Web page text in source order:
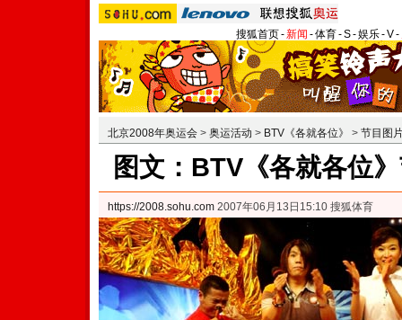
搜狐首页-新闻 -体育-S-娱乐-V-
北京2008年奥运会 > 奥运活动 > BTV《各就各位》 > 节目图
图文：BTV《各就各位
https://2008.sohu.com 2007年06月13日15:10 搜狐体育